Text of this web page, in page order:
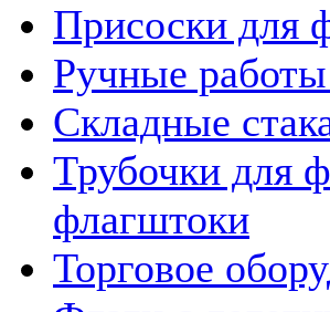
Присоски для
Ручные
Складные
Трубочки для
флагштоки
Торговое